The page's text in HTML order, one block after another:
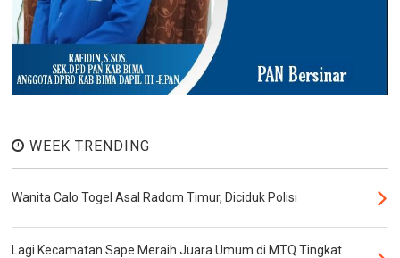
WEEK TRENDING
Wanita Calo Togel Asal Radom Timur, Diciduk Polisi
Lagi Kecamatan Sape Meraih Juara Umum di MTQ Tingkat